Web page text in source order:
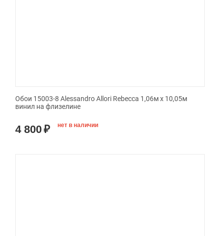
Обои 15003-8 Alessandro Allori Rebecca 1,06м х 10,05м
винил на флизелине
4 800₽ нет в наличии